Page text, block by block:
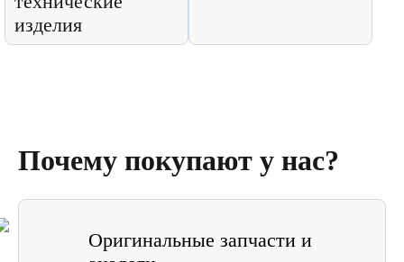
изделия
Почему покупают у нас?
Оригинальные запчасти и